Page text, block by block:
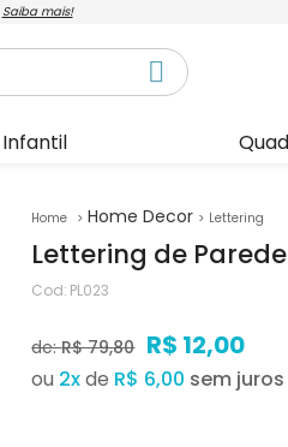
Saiba mais!
Infantil
Home Decor Lettering
Lettering de Parede
Cod: PL023
de:R$ 79,80 R$ 12,00
ou 2xde R$ 6,00